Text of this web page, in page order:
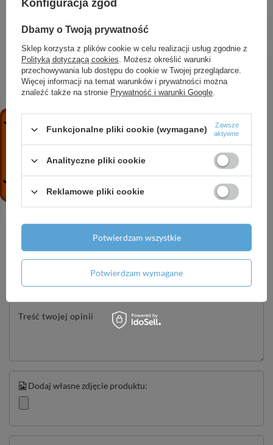
340,88 zł / szt.
MALTA klamka na szyldzie długim WC
62,53 zł / szt.
Potrzebujesz pomocy? Masz pytania?
Zadaj pytanie a my odpowiemy niezwłocznie,
Zadaj pytanie
Napisz swoją opinię
Twoja ocena:
5/5
Treść twojej opinii
Dodaj własne zdjęcie produktu:
Konfiguracja zgód
Dbamy o Twoją prywatność
Sklep korzysta z plików cookie w celu realizacji usług zgodnie z
Polityką dotyczącą cookies. Możesz określić warunki
przechowywania lub dostępu do cookie w Twojej przeglądarce.
Więcej informacji na temat warunków i prywatności można
znaleźć także na stronie Prywatność i warunki Google.
Funkcjonalne pliki cookie (wymagane)
Zawsze
aktywne
Analityczne pliki cookie
Reklamowe pliki cookie
Potwierdzam wymagane
Potwierdzam wszystkie